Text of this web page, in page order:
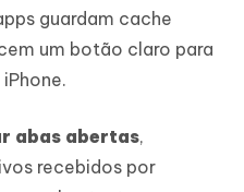
guardam cache
um botão claro para
abas abertas,
recebidos por